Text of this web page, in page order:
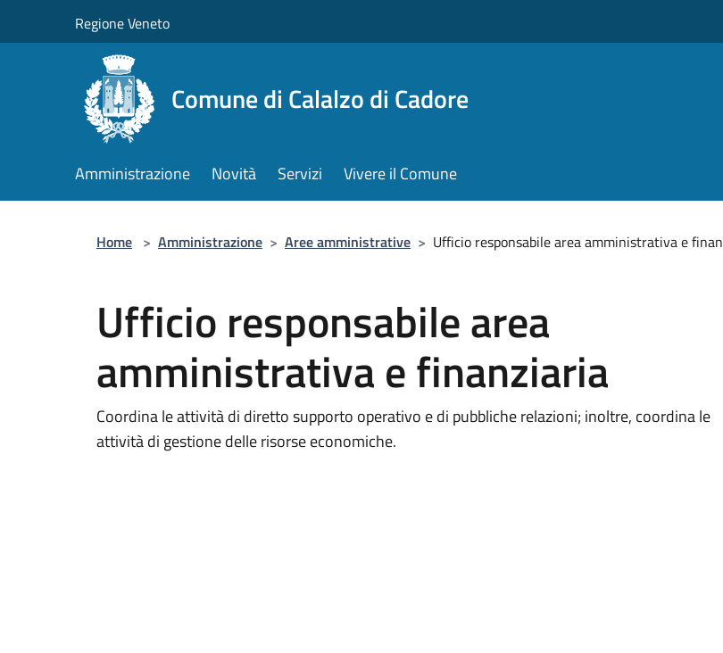
Regione Veneto
Comune di Calalzo di Cadore
Amministrazione Novità Servizi Vivere il Comune
Home > Amministrazione > Aree amministrative > Ufficio responsabile area amministrativa e
Ufficio responsabile area
amministrativa e finanziaria
Coordina le attività di diretto supporto operativo e di pubbliche relazioni; inoltre, coordina le
attività di gestione delle risorse economiche.